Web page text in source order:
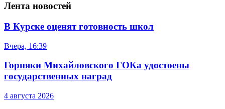
Лента новостей
В Курске оценят готовность школ
Вчера, 16:39
Горняки Михайловского ГОКа удостоены
государственных наград
4 августа 2026